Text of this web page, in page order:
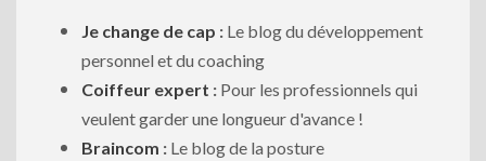
Je change de cap : Le blog du développement
personnel et du coaching
Coiffeur expert : Pour les professionnels qui
veulent garder une longueur d'avance !
Braincom : Le blog de la posture